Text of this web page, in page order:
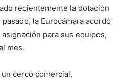
recientemente la dotación
la Eurocámara acordó
para sus equipos,
mes.
cerco comercial,